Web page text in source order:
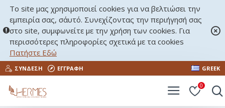
Το site μας χρησιμοποιεί cookies για να βελτιώσει την
εμπειρία σας, σ΄αυτό. Συνεχίζοντας την περιήγησή σας
στο site, συμφωνείτε με την χρήση των cookies. Για
περισσότερες πληροφορίες σχετικά με τα cookies
Πατήστε Εδώ
ΣΎΝΔΕΣΗ ΕΓΓΡΑΦΉ GREEK
0